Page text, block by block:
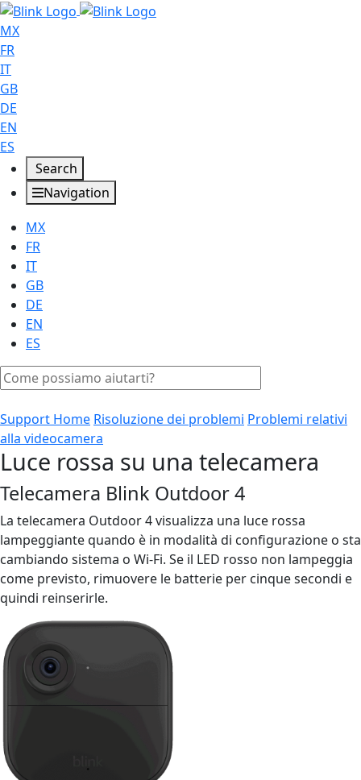
MX
FR
IT
GB
DE
EN
ES
Search
Navigation
MX
FR
IT
GB
DE
EN
ES
Support Home Risoluzione dei problemi Problemi relativi
alla videocamera
Luce rossa su una telecamera
Telecamera Blink Outdoor 4
La telecamera Outdoor 4 visualizza una luce rossa
lampeggiante quando è in modalità di configurazione o sta
cambiando sistema o Wi-Fi. Se il LED rosso non lampeggia
come previsto, rimuovere le batterie per cinque secondi e
quindi reinserirle.